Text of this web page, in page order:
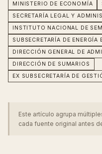
MINISTERIO DE ECONOMÍA
SECRETARÍA LEGAL Y
INSTITUTO NACIONAL DE
SUBSECRETARÍA DE ENERGÍA
DIRECCIÓN GENERAL DE
DIRECCIÓN DE SUMARIOS
EX SUBSECRETARÍA DE
Este artículo agrupa
cada fuente original antes